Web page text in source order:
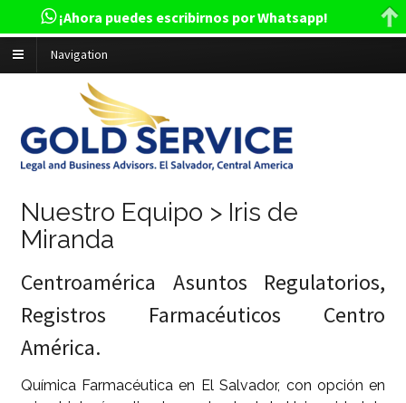
Navigation
Nuestro Equipo > Iris de
Miranda
Centroamérica Asuntos Regulatorios,
Registros Farmacéuticos Centro
América.
Química Farmacéutica en El Salvador, con opción en
¡Ahora puedes escribirnos por Whatsapp!